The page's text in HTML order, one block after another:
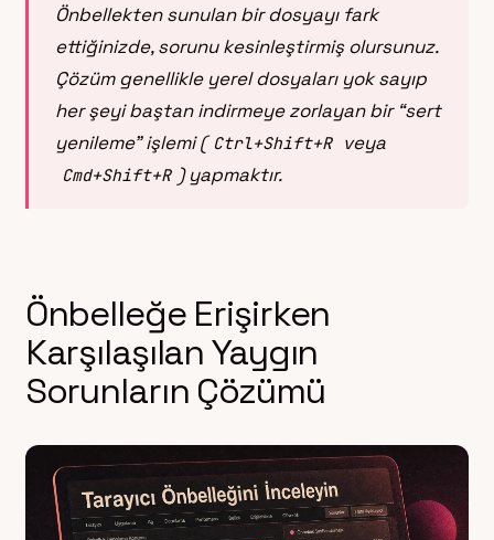
Önbellekten sunulan bir dosyayı fark
ettiğinizde, sorunu kesinleştirmiş olursunuz.
Çözüm genellikle yerel dosyaları yok sayıp
her şeyi baştan indirmeye zorlayan bir “sert
yenileme” işlemi ( Ctrl+Shift+R veya
Cmd+Shift+R ) yapmaktır.
Önbelleğe Erişirken
Karşılaşılan Yaygın
Sorunların Çözümü